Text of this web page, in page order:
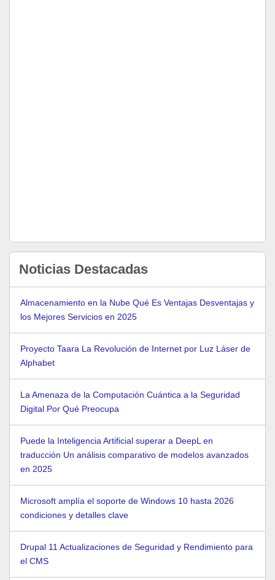
Noticias Destacadas
Almacenamiento en la Nube Qué Es Ventajas Desventajas y
los Mejores Servicios en 2025
Proyecto Taara La Revolución de Internet por Luz Láser de
Alphabet
La Amenaza de la Computación Cuántica a la Seguridad
Digital Por Qué Preocupa
Puede la Inteligencia Artificial superar a DeepL en
traducción Un análisis comparativo de modelos avanzados
en 2025
Microsoft amplía el soporte de Windows 10 hasta 2026
condiciones y detalles clave
Drupal 11 Actualizaciones de Seguridad y Rendimiento para
el CMS